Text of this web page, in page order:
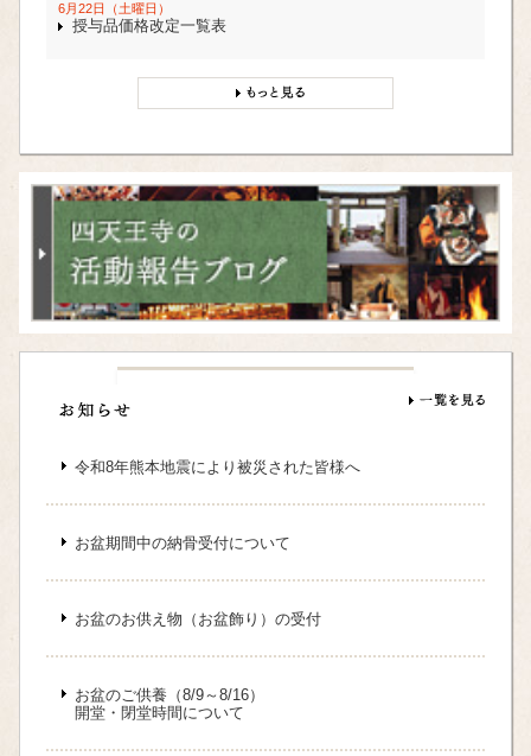
6月22日（土曜日）
授与品価格改定一覧表
令和8年熊本地震により被災された皆様へ
お盆期間中の納骨受付について
お盆のお供え物（お盆飾り）の受付
お盆のご供養（8/9～8/16）
開堂・閉堂時間について